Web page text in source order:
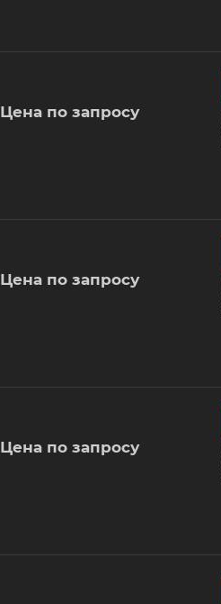
Цена по запросу
Цена по запросу
Цена по запросу